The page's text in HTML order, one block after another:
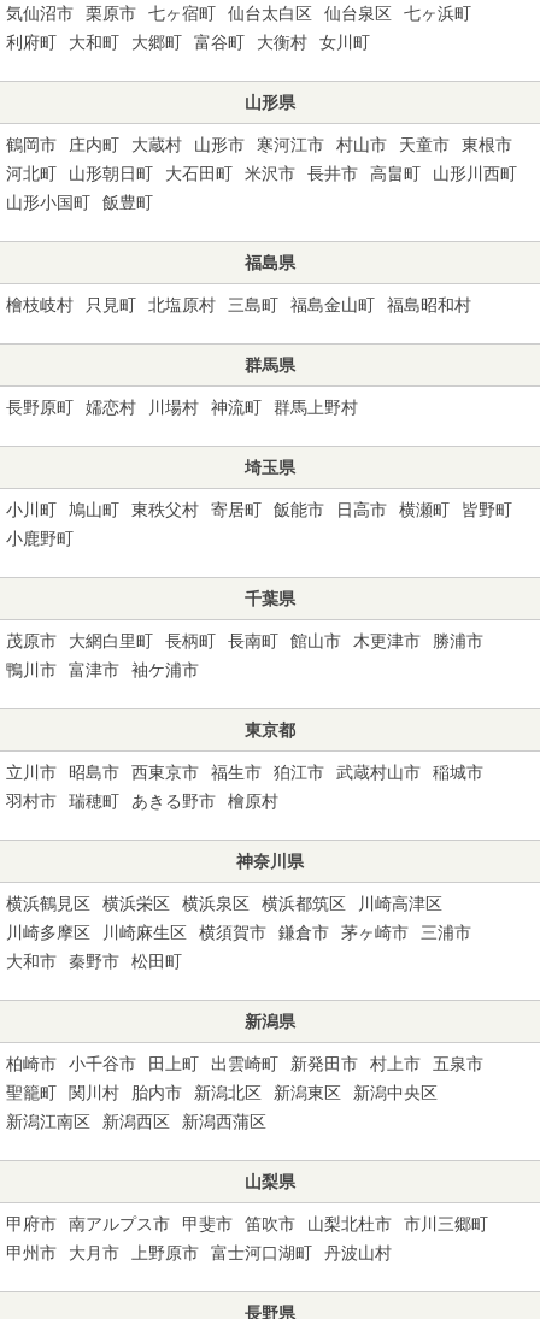
気仙沼市 栗原市 七ヶ宿町 仙台太白区 仙台泉区
七ヶ浜町
利府町
大和町 大郷町 富谷町 大衡村 女川町
山形県
鶴岡市 庄内町 大蔵村 山形市 寒河江市 村山市 天童市
東根市
河北町
山形朝日町 大石田町 米沢市 長井市 高畠町
山形川西町
山形小国町
飯豊町
福島県
檜枝岐村 只見町 北塩原村 三島町 福島金山町 福島昭和村
群馬県
長野原町 嬬恋村 川場村 神流町 群馬上野村
埼玉県
小川町 鳩山町 東秩父村 寄居町 飯能市 日高市 横瀬町
皆野町
小鹿野町
千葉県
茂原市 大網白里町 長柄町 長南町 館山市 木更津市
勝浦市
鴨川市
富津市 袖ケ浦市
東京都
立川市 昭島市 西東京市 福生市 狛江市 武蔵村山市
稲城市
羽村市
瑞穂町 あきる野市 檜原村
神奈川県
横浜鶴見区 横浜栄区 横浜泉区 横浜都筑区
川崎高津区
川崎多摩区
川崎麻生区 横須賀市 鎌倉市 茅ヶ崎市
三浦市
大和市
秦野市 松田町
新潟県
柏崎市 小千谷市 田上町 出雲崎町 新発田市 村上市
五泉市
聖籠町
関川村 胎内市 新潟北区 新潟東区
新潟中央区
新潟江南区
新潟西区 新潟西蒲区
山梨県
甲府市 南アルプス市 甲斐市 笛吹市 山梨北杜市
市川三郷町
甲州市
大月市 上野原市 富士河口湖町 丹波山村
長野県